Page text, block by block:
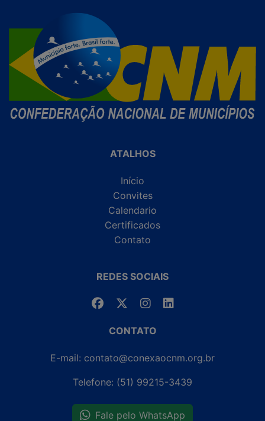
ATALHOS
Início
Convites
Calendario
Certificados
Contato
REDES SOCIAIS
CONTATO
E-mail: contato@conexaocnm.org.br
Telefone: (51) 99215-3439
Fale pelo WhatsApp